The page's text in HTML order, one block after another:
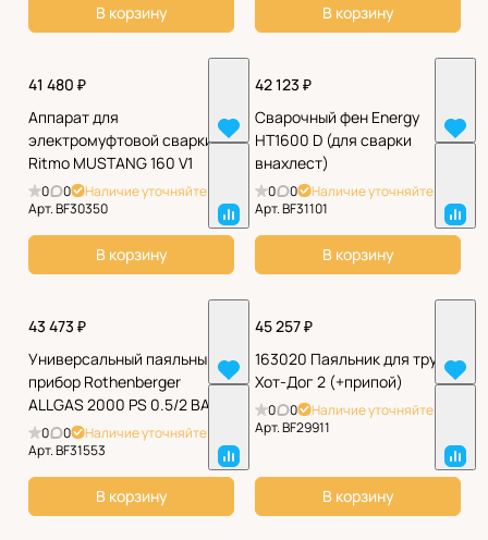
В корзину В корзину
41 480 ₽
Аппарат для
электромуфтовой сварки
Ritmo MUSTANG 160 V1
0 0
Наличие уточняйте
Арт.BF30350
В корзину
42 123 ₽
Сварочный фен Energy
HT1600 D (для сварки
внахлест)
0 0
Наличие уточняйте
Арт.BF31101
В корзину
43 473 ₽
Универсальный паяльный
прибор Rothenberger
ALLGAS 2000 PS 0.5/2 BASIC
0 0
Наличие уточняйте
Арт.BF31553
В корзину
45 257 ₽
163020 Паяльник для труб
Хот-Дог 2 (+припой)
0 0
Наличие уточняйте
Арт.BF29911
В корзину